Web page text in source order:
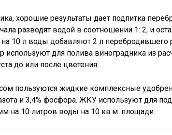
хорошие результаты дает подпитка
разводят водой в соотношении 1: 2, и
на 10 л воды добавляют 2 л перебродившего
используют для полива виноградника из
до или после цветения.
пользуются жидкие комплексные
и 3,4% фосфора. ЖКУ используют для
на 10 литров воды на 10 кв.м. площади.